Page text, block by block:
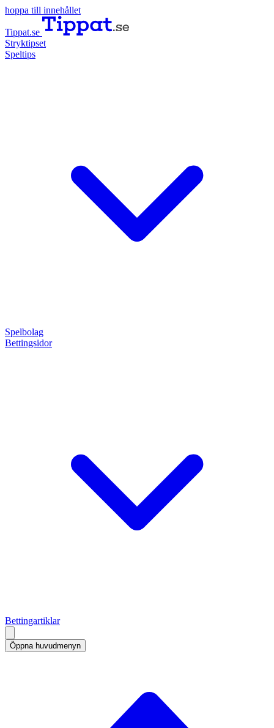
hoppa till innehållet
Tippat.se
Stryktipset
Speltips
Spelbolag
Bettingsidor
Bettingartiklar
Öppna huvudmenyn